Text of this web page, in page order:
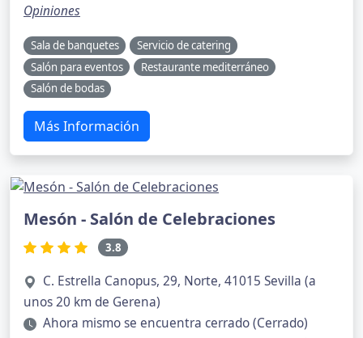
Opiniones
Sala de banquetes
Servicio de catering
Salón para eventos
Restaurante mediterráneo
Salón de bodas
Más Información
Mesón - Salón de Celebraciones
3.8
C. Estrella Canopus, 29, Norte, 41015 Sevilla (a
unos 20 km de Gerena)
Ahora mismo se encuentra cerrado (Cerrado)